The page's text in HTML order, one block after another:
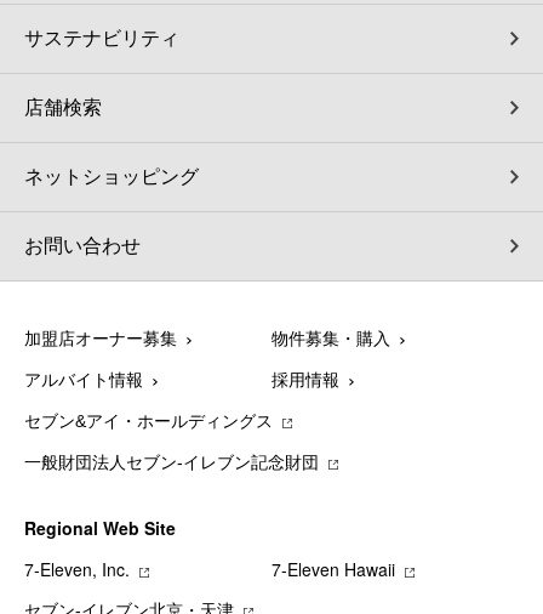
サステナビリティ
店舗検索
ネットショッピング
お問い合わせ
加盟店オーナー募集 物件募集・購入
アルバイト情報 採用情報
セブン&アイ・ホールディングス
一般財団法人セブン-イレブン記念財団
Regional Web Site
7‐Eleven, Inc.
7‐Eleven Hawaii